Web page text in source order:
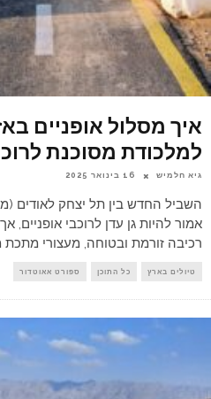
איך מסלול אופניים
למלכודת מסוכנת
גיא חלמיש 16 בינואר 2025
השביל החדש בין תל יצחק לאודים
אמור להיות גן עדן לרוכבי אופניים,
רכיבה זורמת ובטוחה, מעצורי מתכת
טיולים בארץ כל התוכן ספורט אאוטדור